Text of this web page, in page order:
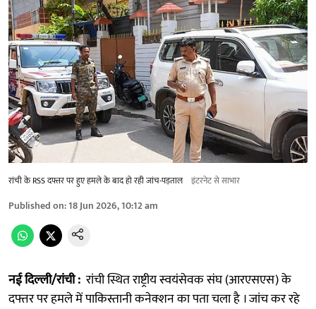
रांची के RSS दफ्तर पर हुए हमले के बाद हो रही जांच-पड़ताल इंटरनेट से साभार
Published on:18 Jun 2026, 10:12 am
नई दिल्ली/रांची :रांची स्थित राष्ट्रीय स्वयंसेवक संघ (आरएसएस) के
दफ्तर पर हमले में पाकिस्तानी कनेक्शन का पता चला है । जांच कर रहे